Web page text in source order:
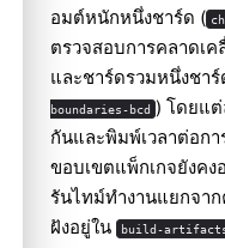
อมต์หนักหนึ่งชาร์ด (
ตรวจสอบการคลาดเ
และชาร์ดรวมหนึ่งชา
boundaries-bcd ) โดยแ
กันและพิมพ์เวลาต่อก
ขอบเขตแพ็กเกจยังค
รันไทม์ทำงานแยกจา
ฝังอยู่ใน
build-